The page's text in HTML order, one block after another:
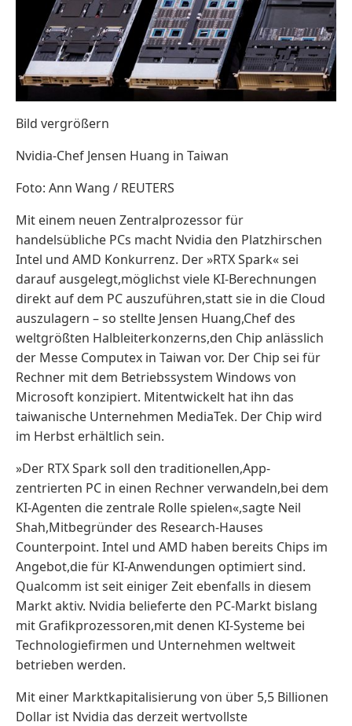
Bild vergrößern
Nvidia-Chef Jensen Huang in Taiwan
Foto: Ann Wang / REUTERS
Mit einem neuen Zentralprozessor für
handelsübliche PCs macht Nvidia den Platzhirschen
Intel und AMD Konkurrenz. Der »RTX Spark« sei
darauf ausgelegt,möglichst viele KI-Berechnungen
direkt auf dem PC auszuführen,statt sie in die Cloud
auszulagern – so stellte Jensen Huang,Chef des
weltgrößten Halbleiterkonzerns,den Chip anlässlich
der Messe Computex in Taiwan vor. Der Chip sei für
Rechner mit dem Betriebssystem Windows von
Microsoft konzipiert. Mitentwickelt hat ihn das
taiwanische Unternehmen MediaTek. Der Chip wird
im Herbst erhältlich sein.
»Der RTX Spark ‌soll den traditionellen,App-
zentrierten PC in ​einen Rechner ‌verwandeln,bei dem
KI-Agenten die zentrale Rolle spielen«,sagte Neil
Shah,Mitbegründer des Research-Hauses
Counterpoint. Intel und AMD haben bereits Chips ‌im
Angebot,die für KI-Anwendungen ​optimiert sind.
‌Qualcomm ist seit einiger Zeit ebenfalls in ‌diesem ​
Markt aktiv. Nvidia belieferte den PC-Markt bislang
mit Grafikprozessoren,mit denen KI-Systeme bei
Technologiefirmen und Unternehmen weltweit
betrieben werden.
Mit einer Marktkapitalisierung von über 5,5 Billionen
Dollar ist Nvidia das derzeit wertvollste